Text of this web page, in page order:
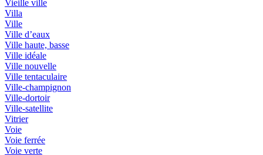
Vieille ville
Villa
Ville
Ville d’eaux
Ville haute, basse
Ville idéale
Ville nouvelle
Ville tentaculaire
Ville-champignon
Ville-dortoir
Ville-satellite
Vitrier
Voie
Voie ferrée
Voie verte